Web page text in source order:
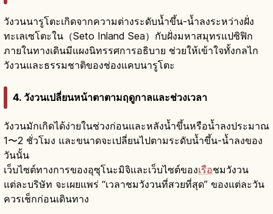
วังวนนารูโตะเกิดจากความต่างระดับน้ำขึ้น-น้ำลงระหว่างฝั่ง
ทะเลเซโตะใน（Seto Inland Sea）กับฝั่งมหาสมุทรแปซิฟิก
ภายในทางเดินมีแผงนิทรรศการอธิบาย ช่วยให้เข้าใจทั้งกลไก
วังวนและธรรมชาติของช่องแคบนารูโตะ
4. วังวนเปลี่ยนหน้าตาตามฤดูกาลและช่วงเวลา
วังวนมักเกิดได้ง่ายในช่วงก่อนและหลังน้ำขึ้นหรือน้ำลงประมาณ
1〜2 ชั่วโมง และขนาดจะเปลี่ยนไปตามระดับน้ำขึ้น-น้ำลงของ
วันนั้น
เว็บไซต์ทางการของอุซุโนะมิจิและเว็บไซต์ของเรือชมวังวน
แต่ละบริษัท จะเผยแพร่ “เวลาชมวังวนที่สวยที่สุด” ของแต่ละวัน
ควรเช็กก่อนเดินทาง